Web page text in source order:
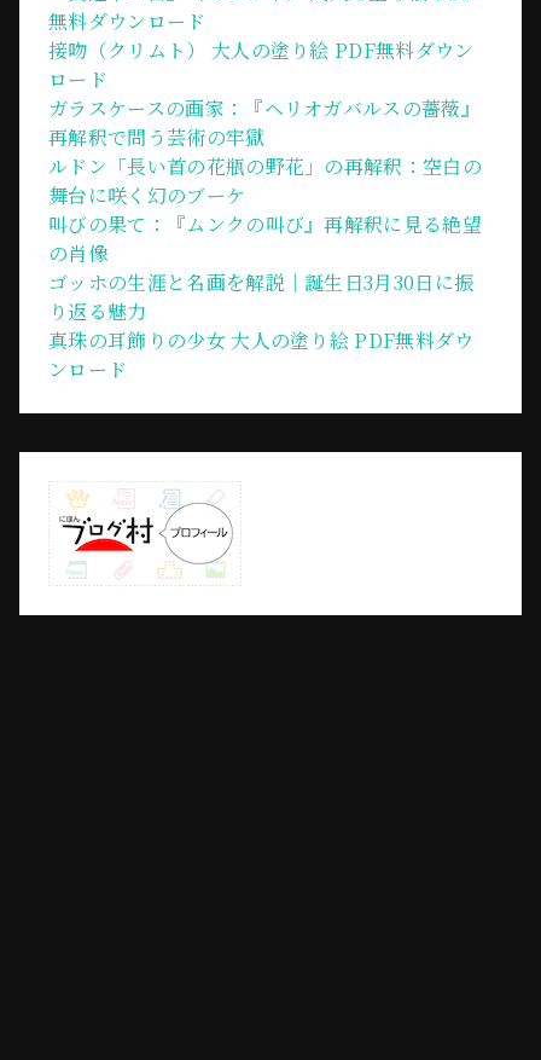
無料ダウンロード
接吻（クリムト） 大人の塗り絵 PDF無料ダウン
ロード
ガラスケースの画家：『ヘリオガバルスの薔薇』
再解釈で問う芸術の牢獄
ルドン「長い首の花瓶の野花」の再解釈：空白の
舞台に咲く幻のブーケ
叫びの果て：『ムンクの叫び』再解釈に見る絶望
の肖像
ゴッホの生涯と名画を解説｜誕生日3月30日に振
り返る魅力
真珠の耳飾りの少女 大人の塗り絵 PDF無料ダウ
ンロード